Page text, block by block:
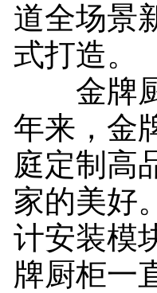
道全场景
式打造。
金牌厨
年来，金
庭定制高
家的美好
计安装模
牌厨柜一